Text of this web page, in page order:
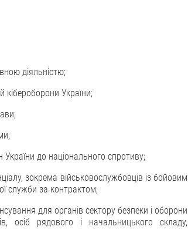
діяльністю;
кібероборони України;
України до національного спротиву;
зокрема військовослужбовців із бойовим
служби за контрактом;
для органів сектору безпеки і оборони
осіб рядового і начальницького складу,